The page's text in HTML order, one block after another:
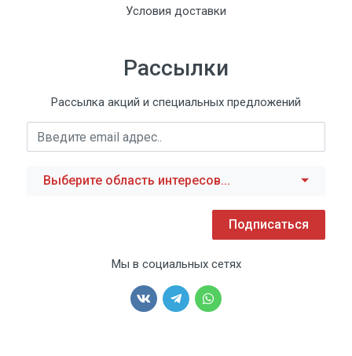
Условия доставки
Рассылки
Рассылка акций и специальных предложений
Выберите область интересов...
Подписаться
Мы в социальных сетях